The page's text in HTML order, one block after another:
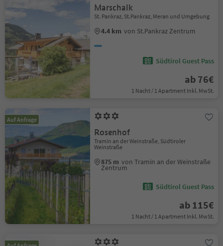
Marschalk
St. Pankraz, St.Pankraz, Meran und Umgebung
4.4 km von St.Pankraz Zentrum
Südtirol Guest Pass
ab 76€
1 Nacht / 1 Apartment Inkl. MwSt.
Auf Anfrage
Rosenhof
Tramin an der Weinstraße, Südtiroler
Weinstraße
875 m von Tramin an der Weinstraße
Zentrum
Südtirol Guest Pass
ab 115€
1 Nacht / 1 Apartment Inkl. MwSt.